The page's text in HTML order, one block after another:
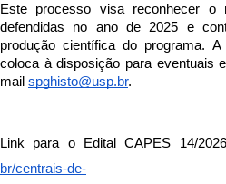
Este processo visa reconhecer o
defendidas no ano de 2025 e
produção científica do programa.
coloca à disposição para eventuais
mail spghisto@usp.br.
Link para o Edital CAPES 14/
br/centrais-de-